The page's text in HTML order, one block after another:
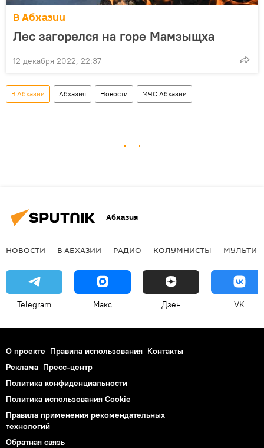
В Абхазии
Лес загорелся на горе Мамзыщха
12 декабря 2022, 22:37
В Абхазии Абхазия Новости МЧС Абхазии
Абхазия
НОВОСТИ В АБХАЗИИ РАДИО КОЛУМНИСТЫ
Telegram Макс Дзен VK
О проекте Правила использования Контакты
Реклама Пресс-центр
Политика конфиденциальности
Политика использования Cookie
Правила применения рекомендательных
технологий
Обратная связь